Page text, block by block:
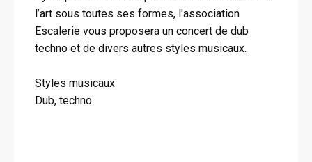
l’art sous toutes ses formes, l'association
Escalerie vous proposera un concert de dub
techno et de divers autres styles musicaux.
Styles musicaux
Dub, techno